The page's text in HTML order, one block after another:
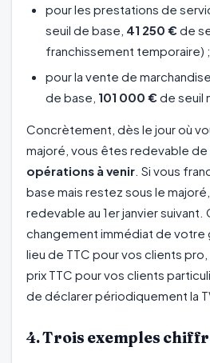
pour les prestations de
seuil de base, 41 250 €de
franchissement temporaire) ;
pour la vente de
de base, 101 000 €de seuil
Concrètement, dès le jour où
majoré, vous êtes redevable de
opérations à venir. Si vous
base mais restez sous le
redevable au 1er janvier suivant.
changement immédiat de votre
lieu de TTC pour vos clients
prix TTC pour vos clients
de déclarer périodiquement la
4. Trois exemples